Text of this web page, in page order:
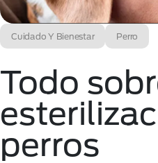
Cuidado Y Bienestar Perro
Todo
perros